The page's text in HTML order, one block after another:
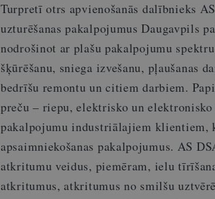
Turpretī otrs apvienošanās dalībnieks
uzturēšanas pakalpojumus Daugavpils
nodrošinot ar plašu pakalpojumu
šķūrēšanu, sniega izvešanu, pļaušanas
bedrīšu remontu un citiem darbiem.
preču – riepu, elektrisko un elektronisko
pakalpojumu industriālajiem klientiem,
apsaimniekošanas pakalpojumus. AS
atkritumu veidus, piemēram, ielu
atkritumus, atkritumus no smilšu